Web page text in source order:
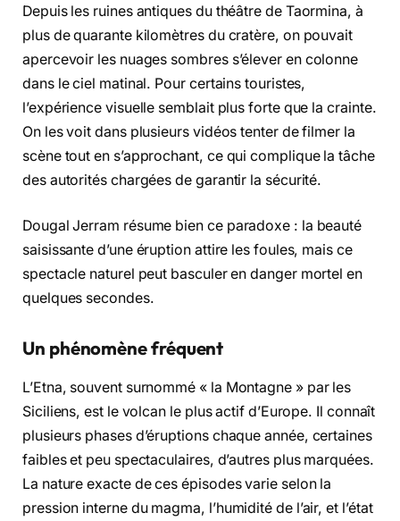
Depuis les ruines antiques du théâtre de Taormina, à
plus de quarante kilomètres du cratère, on pouvait
apercevoir les nuages sombres s’élever en colonne
dans le ciel matinal. Pour certains touristes,
l’expérience visuelle semblait plus forte que la crainte.
On les voit dans plusieurs vidéos tenter de filmer la
scène tout en s’approchant, ce qui complique la tâche
des autorités chargées de garantir la sécurité.
Dougal Jerram résume bien ce paradoxe : la beauté
saisissante d’une éruption attire les foules, mais ce
spectacle naturel peut basculer en danger mortel en
quelques secondes.
Un phénomène fréquent
L’Etna, souvent surnommé « la Montagne » par les
Siciliens, est le volcan le plus actif d’Europe. Il connaît
plusieurs phases d’éruptions chaque année, certaines
faibles et peu spectaculaires, d’autres plus marquées.
La nature exacte de ces épisodes varie selon la
pression interne du magma, l’humidité de l’air, et l’état